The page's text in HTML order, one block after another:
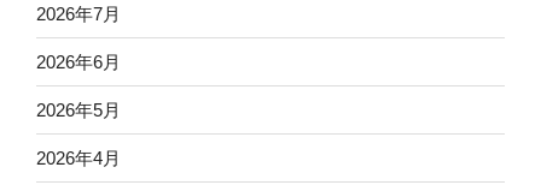
2026年7月
2026年6月
2026年5月
2026年4月